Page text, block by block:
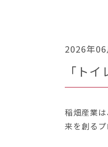
2026年
「ト
稲畑産業
来を創る